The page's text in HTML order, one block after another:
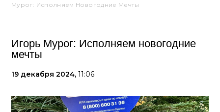
Мурог: Исполняем Новогодние Мечты
Игорь Мурог: Исполняем новогодние
мечты
19 декабря 2024, 11:06